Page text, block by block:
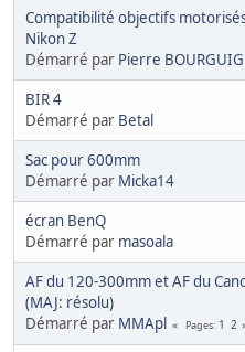
Compatibilité objectifs
Nikon Z
Démarré par Pierre
BIR 4
Démarré par Betal
Sac pour 600mm
Démarré par Micka14
écran BenQ
Démarré par masoala
AF du 120-300mm et AF du
(MAJ: résolu)
Démarré par MMApl Pages 1 2